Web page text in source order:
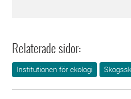
Relaterade sidor:
Institutionen för ekologi